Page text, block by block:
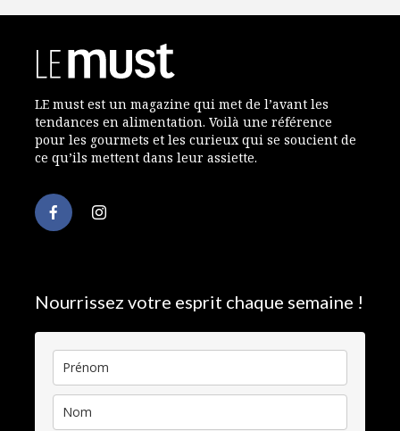
LE must est un magazine qui met de l’avant les
tendances en alimentation. Voilà une référence
pour les gourmets et les curieux qui se soucient de
ce qu’ils mettent dans leur assiette.
Nourrissez votre esprit chaque semaine !